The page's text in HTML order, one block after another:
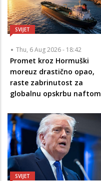
SVIJET
Thu, 6 Aug 2026 - 18:42
Promet kroz Hormuški
moreuz drastično opao,
raste zabrinutost za
globalnu opskrbu naftom
SVIJET